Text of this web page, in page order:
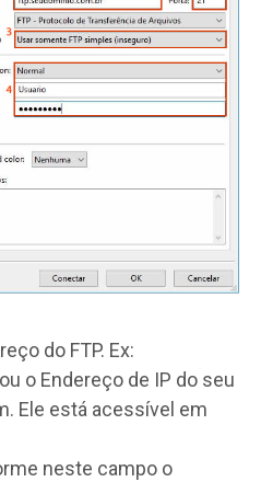
do FTP. Ex:
o Endereço de IP do seu
Ele está acessível em
neste campo o